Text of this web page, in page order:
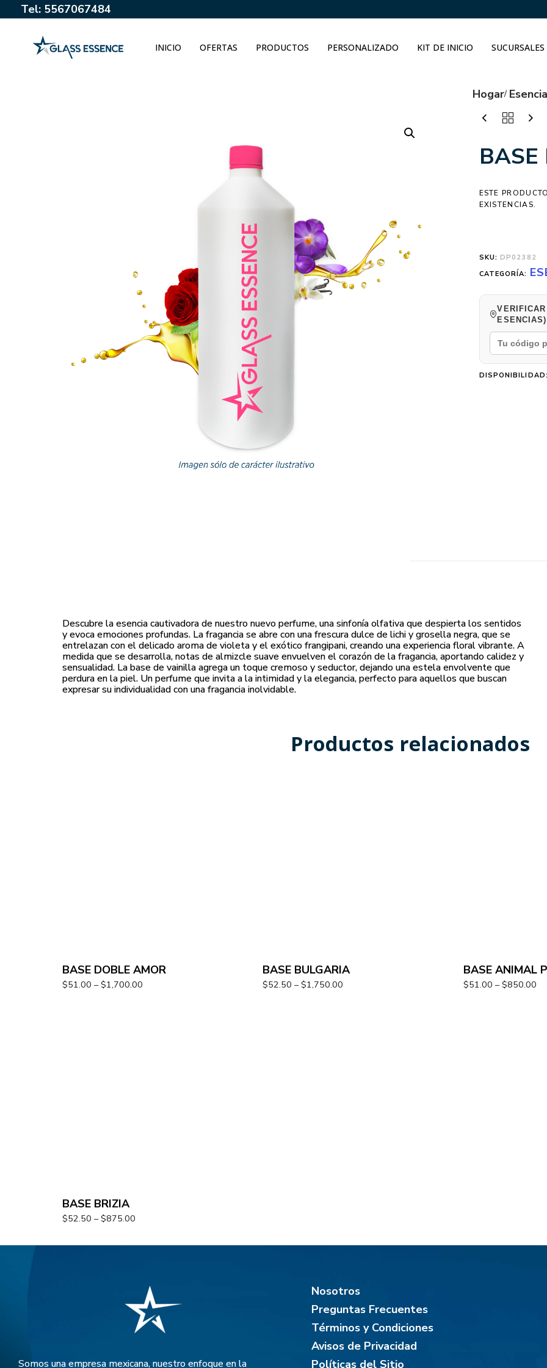
Tel: 5567067484
INICIO OFERTAS PRODUCTOS PERSONALIZADO KIT DE INICIO SUCURSALES
Hogar
BASE
ESTE
EXISTENCIAS.
SKU: DP02382
CATEGORÍA:
ESENCIAS)
Descubre la esencia cautivadora de nuestro nuevo perfume, una sinfonía olfativa que despierta los sentidos
y evoca emociones profundas. La fragancia se abre con una frescura dulce de lichi y grosella negra, que se
entrelazan con el delicado aroma de violeta y el exótico frangipani, creando una experiencia floral vibrante. A
medida que se desarrolla, notas de almizcle suave envuelven el corazón de la fragancia, aportando calidez y
sensualidad. La base de vainilla agrega un toque cremoso y seductor, dejando una estela envolvente que
perdura en la piel. Un perfume que invita a la intimidad y la elegancia, perfecto para aquellos que buscan
expresar su individualidad con una fragancia inolvidable.
Productos relacionados
BASE DOBLE AMOR
$51.00 – $1,700.00
BASE BULGARIA
$52.50 – $1,750.00
BASE ANIMAL
$51.00 – $850.00
BASE BRIZIA
$52.50 – $875.00
Somos una empresa mexicana, nuestro enfoque en la
Nosotros
Preguntas Frecuentes
Términos y Condiciones
Avisos de Privacidad
Políticas del Sitio